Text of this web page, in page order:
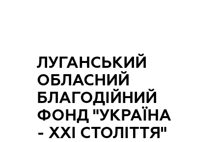
ЛУГАНСЬКИЙ
ОБЛАСНИЙ
БЛАГОДІЙНИЙ
ФОНД "УКРАЇНА
- ХХІ СТОЛІТТЯ"